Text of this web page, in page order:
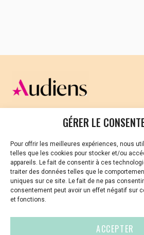
GÉRER LE
Pour offrir les meilleures expériences, nous
telles que les cookies pour stocker et/ou
appareils. Le fait de consentir à ces
traiter des données telles que le
uniques sur ce site. Le fait de ne pas
consentement peut avoir un effet négatif sur
et fonctions.
ACCEPTER
de ce thème et de la pêche en
parole sera donnée aux
gastronomes, qui proposent
culinaires des produits la mer
même éco-responsabilité. Elle
donnée aux scientifiques qui
adapter prises et équilibres
Durant plus d’une semaine,
Quiberon, une véritable
cinéma va ouvrir débat et
envisager, avec les gens de
CELLULE D’ÉCOUTE ET DE SOUTIEN
Vous avez été témoin ou vous êtes
vous êtes référent·es harcèlement
ou d’informations ?
01 87 20 30 90
violences-sexuelles-